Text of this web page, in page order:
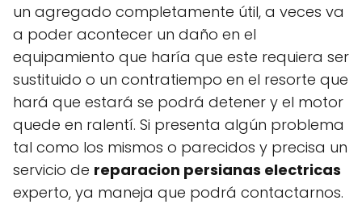
un agregado completamente útil, a veces va
a poder acontecer un daño en el
equipamiento que haría que este requiera ser
sustituido o un contratiempo en el resorte que
hará que estará se podrá detener y el motor
quede en ralentí. Si presenta algún problema
tal como los mismos o parecidos y precisa un
servicio de reparacion persianas electricas
experto, ya maneja que podrá contactarnos.